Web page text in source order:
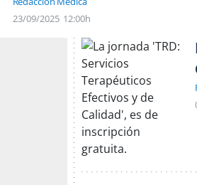
23/09/2025 12:00h